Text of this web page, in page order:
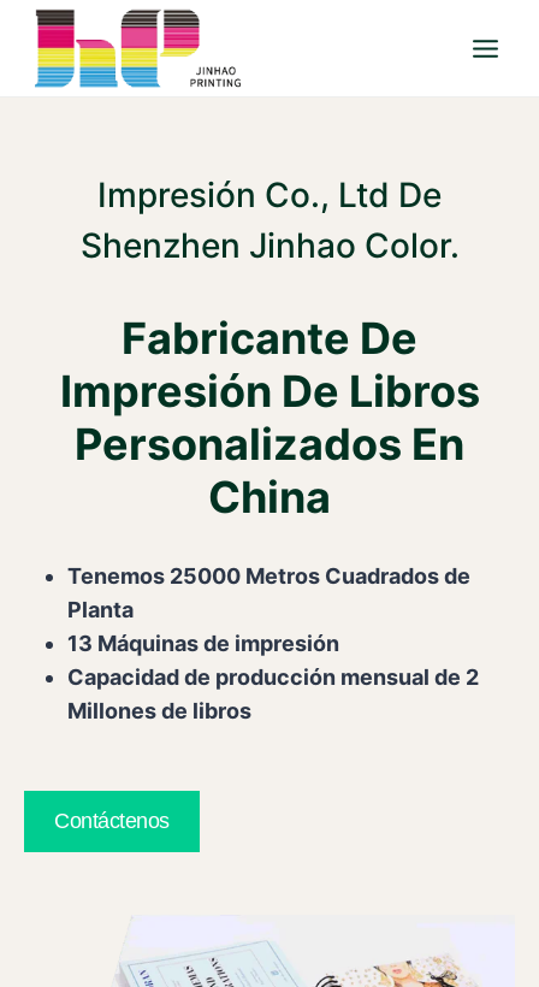
Saltar
Contenido
Impresión Co., Ltd De
Shenzhen Jinhao Color.
Fabricante De
Impresión De Libros
Personalizados En
China
Tenemos 25000 Metros Cuadrados de
Planta
13 Máquinas de impresión
Capacidad de producción mensual de 2
Millones de libros
Contáctenos